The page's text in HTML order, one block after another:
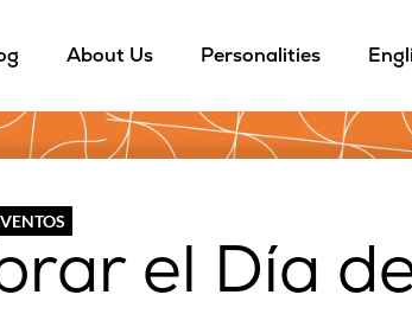
About Us Personalities
el Día